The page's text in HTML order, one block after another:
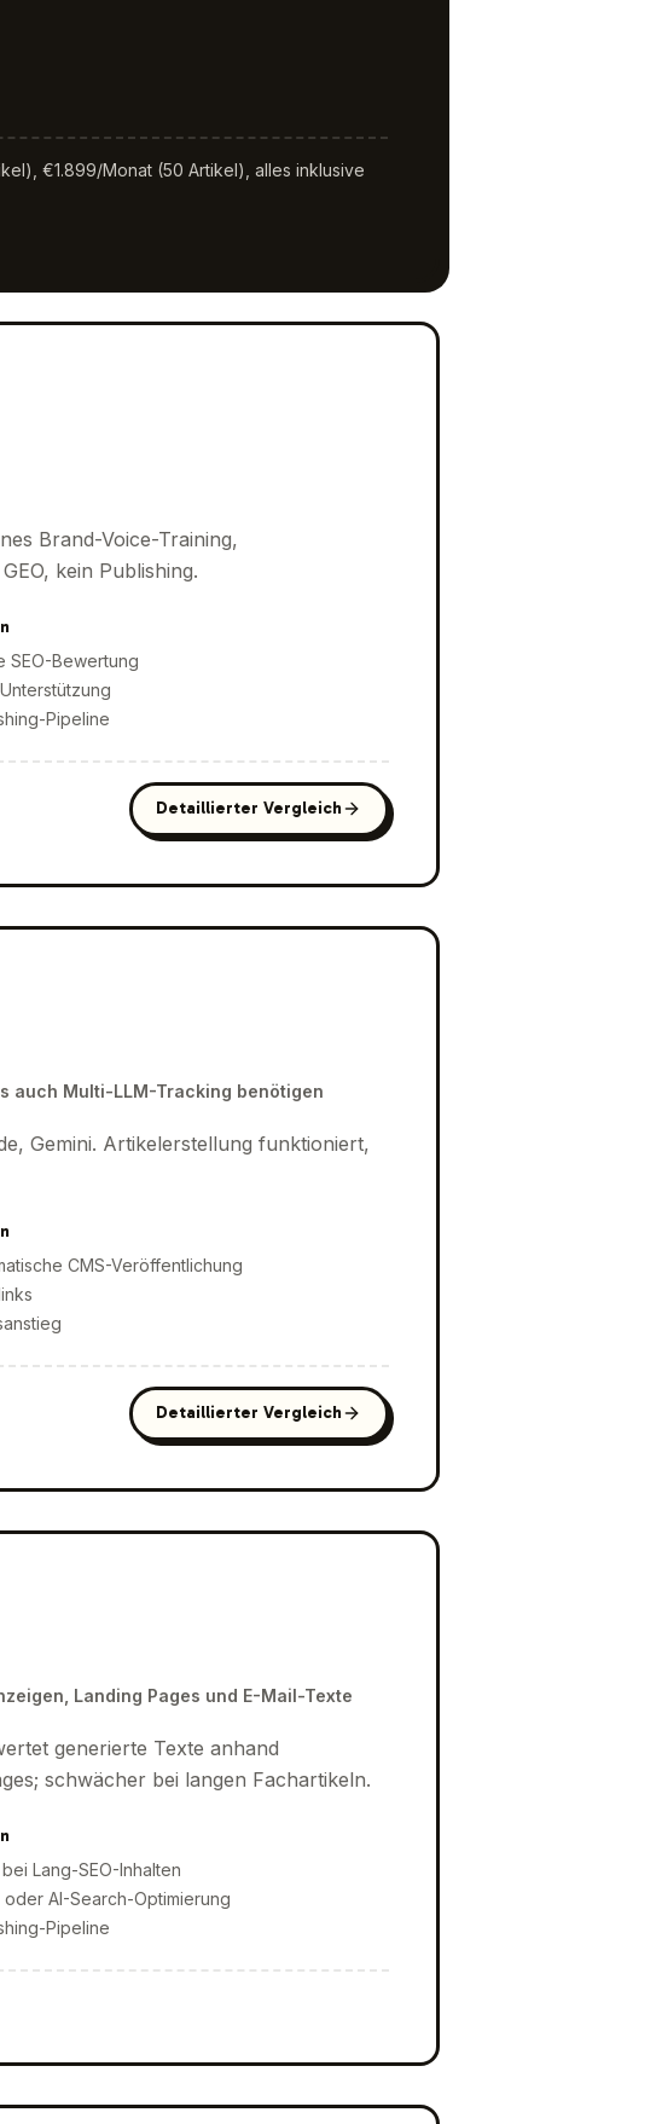
€1.899/Monat (50 Artikel), alles inklusive
Brand-Voice-Training,
kein Publishing.
SEO-Bewertung
Pipeline
Detaillierter Vergleich
auch Multi-LLM-Tracking benötigen
Gemini. Artikelerstellung funktioniert,
CMS-Veröffentlichung
Detaillierter Vergleich
Landing Pages und E-Mail-Texte
generierte Texte anhand
schwächer bei langen Fachartikeln.
Lang-SEO-Inhalten
oder AI-Search-Optimierung
Pipeline